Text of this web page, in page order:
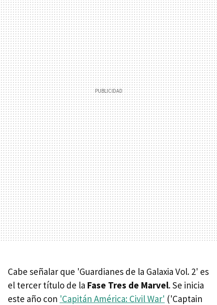
Cabe señalar que 'Guardianes de la Galaxia Vol. 2' es
el tercer título de la Fase Tres de Marvel. Se inicia
este año con 'Capitán América: Civil War' ('Captain